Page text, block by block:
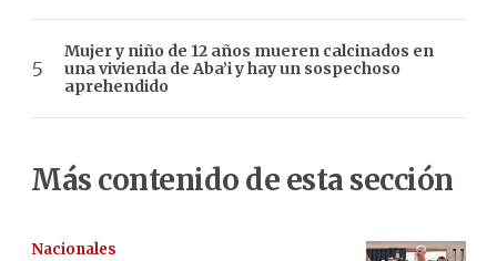
Mujer y niño de 12 años mueren calcinados en
una vivienda de Aba’i y hay un sospechoso
aprehendido
Más contenido de esta sección
Nacionales